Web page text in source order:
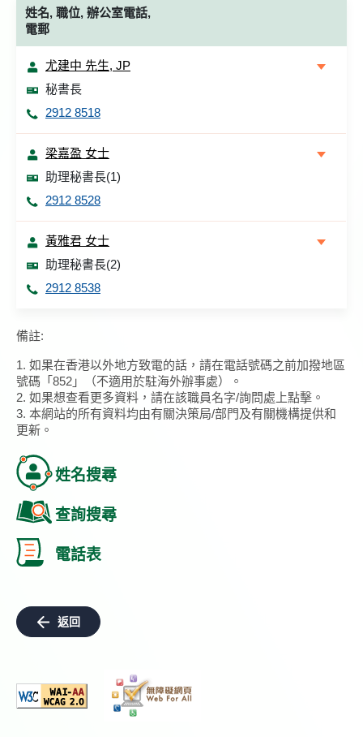
姓名, 職位, 辦公室電話,
電郵
尤建中 先生, JP
秘書長
2912 8518
梁嘉盈 女士
助理秘書長(1)
2912 8528
黃雅君 女士
助理秘書長(2)
2912 8538
備註:
1. 如果在香港以外地方致電的話，請在電話號碼之前加撥地區
號碼「852」（不適用於駐海外辦事處）。
2. 如果想查看更多資料，請在該職員名字/詢問處上點擊。
3. 本網站的所有資料均由有關決策局/部門及有關機構提供和
更新。
姓名搜尋
查詢搜尋
電話表
返回